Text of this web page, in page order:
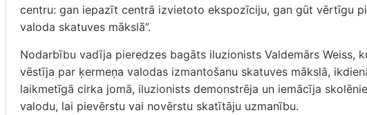
centru: gan iepazīt centrā izvietoto ekspozīciju, gan gūt vērtīgu
valoda skatuves mākslā”.
Nodarbību vadīja pieredzes bagāts iluzionists Valdemārs Weiss,
vēstīja par ķermeņa valodas izmantošanu skatuves mākslā,
laikmetīgā cirka jomā, iluzionists demonstrēja un iemācīja
valodu, lai pievērstu vai novērstu skatītāju uzmanību.